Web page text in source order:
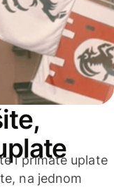
i primate uplate
na jednom